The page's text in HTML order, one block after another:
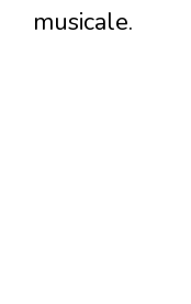
musicale.